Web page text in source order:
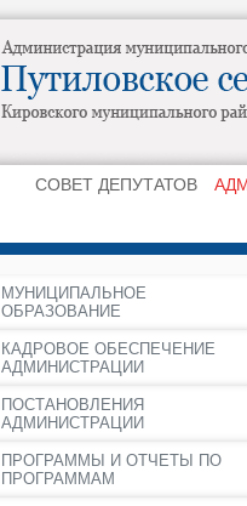
СОВЕТ ДЕПУТАТОВ
МУНИЦИПАЛЬНОЕ
ОБРАЗОВАНИЕ
КАДРОВОЕ ОБЕСПЕЧЕНИЕ
АДМИНИСТРАЦИИ
ПОСТАНОВЛЕНИЯ
АДМИНИСТРАЦИИ
ПРОГРАММЫ И ОТЧЕТЫ ПО
ПРОГРАММАМ